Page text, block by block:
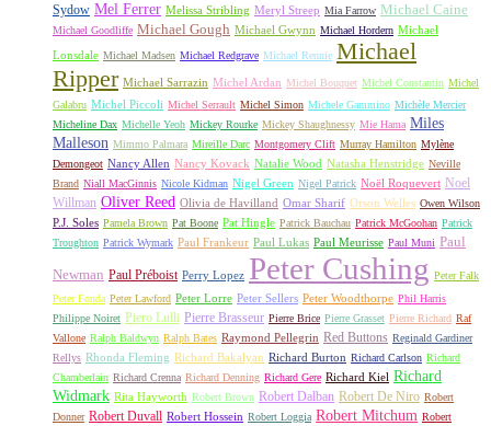
Sydow Mel Ferrer Melissa Stribling Meryl Streep Mia Farrow Michael Caine
Michael Goodliffe Michael Gough Michael Gwynn Michael Hordern Michael
Lonsdale Michael Madsen Michael Redgrave Michael Rennie Michael
Ripper Michael Sarrazin Michel Ardan Michel Bouquet Michel Constantin Michel
Galabru Michel Piccoli Michel Serrault Michel Simon Michele Gammino Michèle Mercier
Micheline Dax Michelle Yeoh Mickey Rourke Mickey Shaughnessy Mie Hama Miles
Malleson Mimmo Palmara Mireille Darc Montgomery Clift Murray Hamilton Mylène
Demongeot Nancy Allen Nancy Kovack Natalie Wood Natasha Henstridge Neville
Brand Niall MacGinnis Nicole Kidman Nigel Green Nigel Patrick Noël Roquevert Noel
Willman Oliver Reed Olivia de Havilland Omar Sharif Orson Welles Owen Wilson
P.J. Soles Pamela Brown Pat Boone Pat Hingle Patrick Bauchau Patrick McGoohan Patrick
Troughton Patrick Wymark Paul Frankeur Paul Lukas Paul Meurisse Paul Muni Paul
Newman Paul Préboist Perry Lopez Peter Cushing Peter Falk
Peter Fonda Peter Lawford Peter Lorre Peter Sellers Peter Woodthorpe Phil Harris
Philippe Noiret Piero Lulli Pierre Brasseur Pierre Brice Pierre Grasset Pierre Richard Raf
Vallone Ralph Baldwyn Ralph Bates Raymond Pellegrin Red Buttons Reginald Gardiner
Rellys Rhonda Fleming Richard Bakalyan Richard Burton Richard Carlson Richard
Chamberlain Richard Crenna Richard Denning Richard Gere Richard Kiel Richard
Widmark Rita Hayworth Robert Brown Robert Dalban Robert De Niro Robert
Donner Robert Duvall Robert Hossein Robert Loggia Robert Mitchum Robert